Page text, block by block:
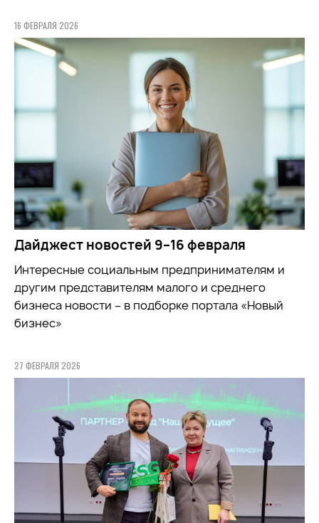
16 ФЕВРАЛЯ 2026
Дайджест новостей 9–16 февраля
Интересные социальным предпринимателям и
другим представителям малого и среднего
бизнеса новости – в подборке портала «Новый
бизнес»
27 ФЕВРАЛЯ 2026